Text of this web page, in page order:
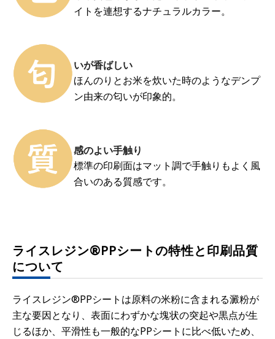
イトを連想するナチュラルカラー。
いが香ばしい
ほんのりとお米を炊いた時のようなデンプ
ン由来の匂いが印象的。
感のよい手触り
標準の印刷面はマット調で手触りもよく風
合いのある質感です。
ライスレジン®PPシートの特性と印刷品質
について
ライスレジン®PPシートは原料の米粉に含まれる澱粉が
主な要因となり、表面にわずかな塊状の突起や黒点が生
じるほか、平滑性も一般的なPPシートに比べ低いため、